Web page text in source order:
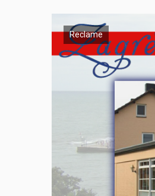
Reclame